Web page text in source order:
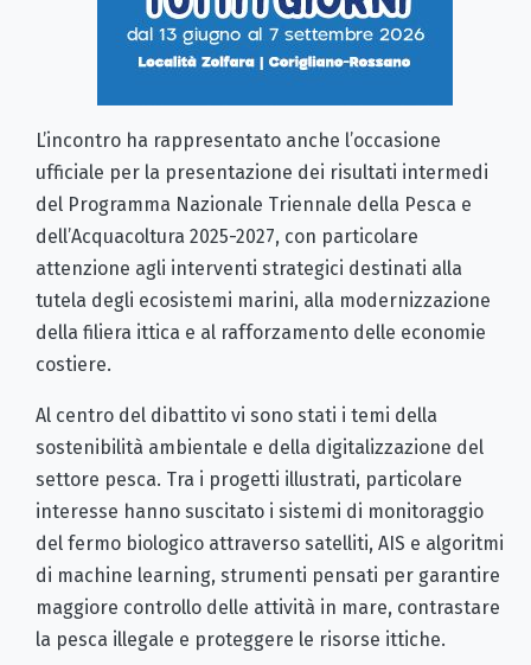
L’incontro ha rappresentato anche l’occasione
ufficiale per la presentazione dei risultati intermedi
del Programma Nazionale Triennale della Pesca e
dell’Acquacoltura 2025-2027, con particolare
attenzione agli interventi strategici destinati alla
tutela degli ecosistemi marini, alla modernizzazione
della filiera ittica e al rafforzamento delle economie
costiere.
Al centro del dibattito vi sono stati i temi della
sostenibilità ambientale e della digitalizzazione del
settore pesca. Tra i progetti illustrati, particolare
interesse hanno suscitato i sistemi di monitoraggio
del fermo biologico attraverso satelliti, AIS e algoritmi
di machine learning, strumenti pensati per garantire
maggiore controllo delle attività in mare, contrastare
la pesca illegale e proteggere le risorse ittiche.